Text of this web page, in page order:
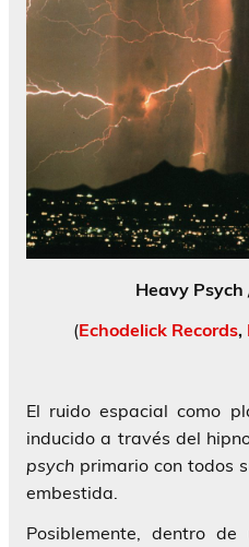
Heavy Psych
(Echodelick Records,
El ruido espacial como
inducido a través del
psych primario con todos
embestida.
Posiblemente, dentro